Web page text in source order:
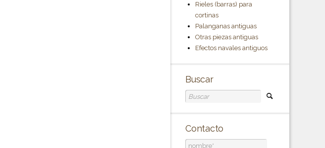
Rieles (barras) para
cortinas
Palanganas antiguas
Otras piezas antiguas
Efectos navales antiguos
Buscar
Contacto